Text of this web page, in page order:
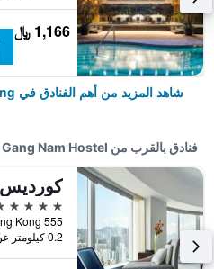
1,166 ﷼
شاهد المزيد من أهم الفنادق في Hong Kong
فنادق بالقرب من Gang Nam Hostel
5 نجوم
0.2 كيلومتر عن وسط المدينة